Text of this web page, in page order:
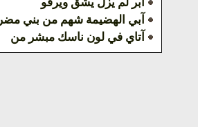
آبي الهضيمة شهم من بني مضر
آتاي في لون ناسك مبشر من